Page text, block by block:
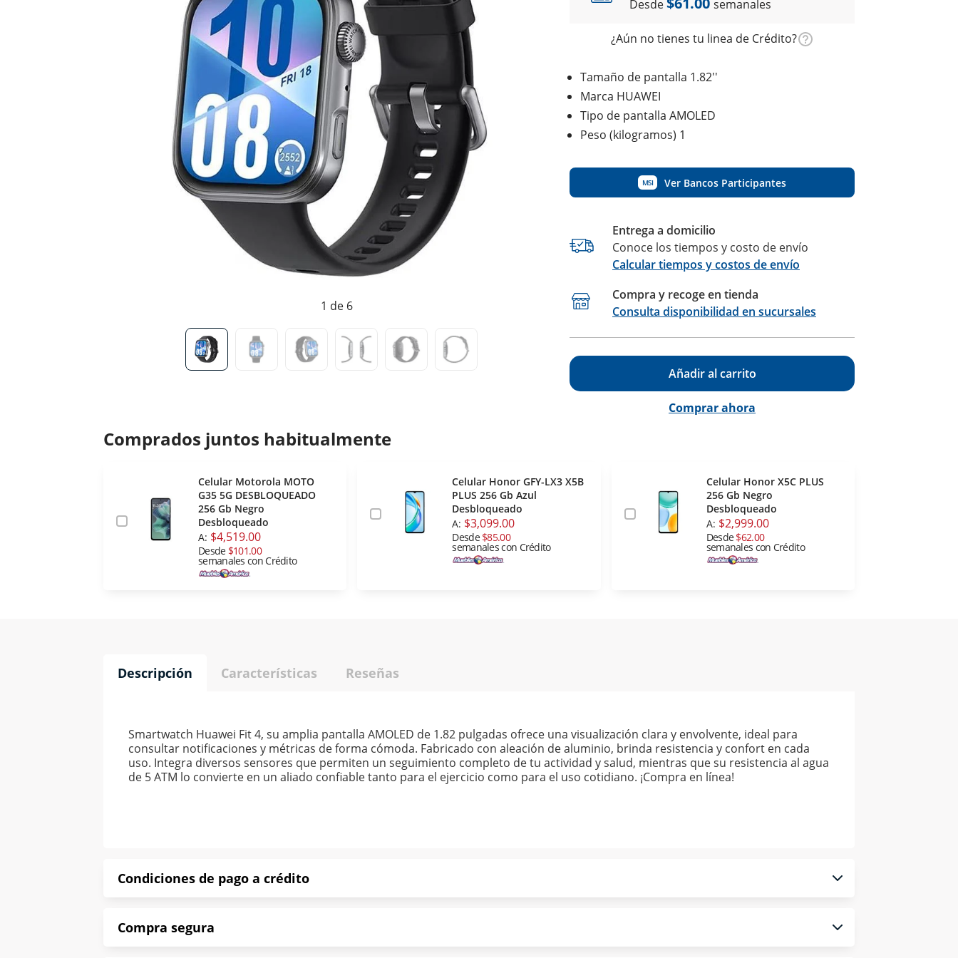
1 de 6
Desde
semanales
¿Aún no tienes tu linea de Crédito?
Tamaño de pantalla 1.82''
Marca HUAWEI
Tipo de pantalla AMOLED
Peso (kilogramos) 1
MSI Ver Bancos Participantes
Entrega a domicilio
Conoce los tiempos y costo de envío
Calcular tiempos y costos de envío
Compra y recoge en tienda
Consulta disponibilidad en sucursales
Añadir al carrito
Comprar ahora
Comprados juntos habitualmente
Celular Motorola MOTO
G35 5G DESBLOQUEADO
256 Gb Negro
Desbloqueado
A: $4,519.00
Desde $101.00
semanales con Crédito
Celular Honor GFY-LX3 X5B
PLUS 256 Gb Azul
Desbloqueado
A: $3,099.00
Desde$85.00
semanales con Crédito
Celular Honor X5C PLUS
256 Gb Negro
Desbloqueado
A: $2,999.00
Desde$62.00
semanales con Crédito
Descripción Características Reseñas
Smartwatch Huawei Fit 4, su amplia pantalla AMOLED de 1.82 pulgadas ofrece una visualización clara y envolvente, ideal para
consultar notificaciones y métricas de forma cómoda. Fabricado con aleación de aluminio, brinda resistencia y confort en cada
uso. Integra diversos sensores que permiten un seguimiento completo de tu actividad y salud, mientras que su resistencia al agua
de 5 ATM lo convierte en un aliado confiable tanto para el ejercicio como para el uso cotidiano. ¡Compra en línea!
Condiciones de pago a crédito
Compra segura